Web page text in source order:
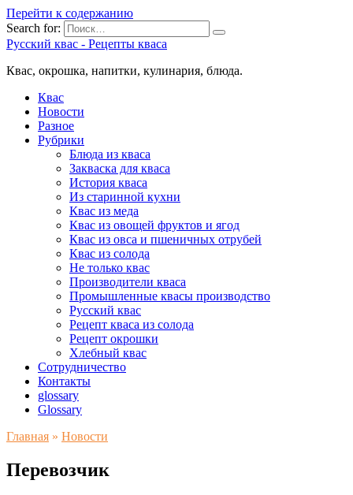
Перейти к содержанию
Search for:
Русский квас - Рецепты кваса
Квас, окрошка, напитки, кулинария, блюда.
Квас
Новости
Разное
Рубрики
Блюда из кваса
Закваска для кваса
История кваса
Из старинной кухни
Квас из меда
Квас из овощей фруктов и ягод
Квас из овса и пшеничных отрубей
Квас из солода
Не только квас
Производители кваса
Промышленные квасы производство
Русский квас
Рецепт кваса из солода
Рецепт окрошки
Хлебный квас
Сотрудничество
Контакты
glossary
Glossary
Главная » Новости
Перевозчик